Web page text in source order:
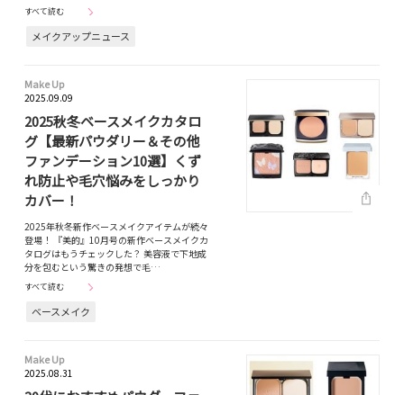
すべて読む
メイクアップニュース
Make Up
2025.09.09
2025秋冬ベースメイクカタロ
グ【最新パウダリー＆その他
ファンデーション10選】くず
れ防止や毛穴悩みをしっかり
カバー！
2025年秋冬新作ベースメイクアイテムが続々
登場！ 『美的』10月号の新作ベースメイクカ
タログはもうチェックした？ 美容液で下地成
分を包むという驚きの発想で毛…
すべて読む
ベースメイク
Make Up
2025.08.31